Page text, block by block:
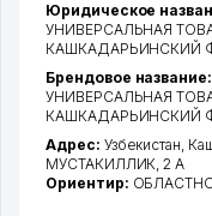
Юридическое
УНИВЕРСАЛЬНАЯ
КАШКАДАРЬИНСКИЙ
Брендовое название:
УНИВЕРСАЛЬНАЯ
КАШКАДАРЬИНСКИЙ
Адрес: Узбекистан,
МУСТАКИЛЛИК, 2 А
Ориентир: